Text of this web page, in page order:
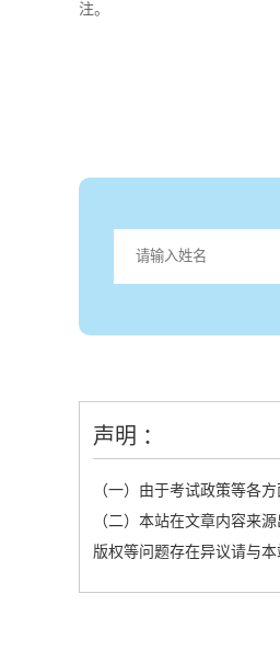
注。
声明 ：
（一）由于考试政策等各
（二）本站在文章内容来
版权等问题存在异议请与